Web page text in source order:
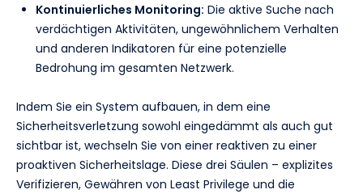
Kontinuierliches Monitoring: Die aktive Suche nach
verdächtigen Aktivitäten, ungewöhnlichem Verhalten
und anderen Indikatoren für eine potenzielle
Bedrohung im gesamten Netzwerk.
Indem Sie ein System aufbauen, in dem eine
Sicherheitsverletzung sowohl eingedämmt als auch gut
sichtbar ist, wechseln Sie von einer reaktiven zu einer
proaktiven Sicherheitslage. Diese drei Säulen – explizites
Verifizieren, Gewähren von Least Privilege und die